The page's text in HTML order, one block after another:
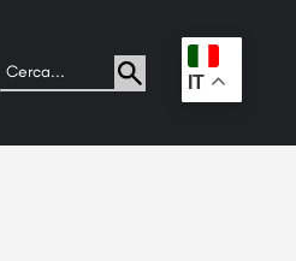
. IT